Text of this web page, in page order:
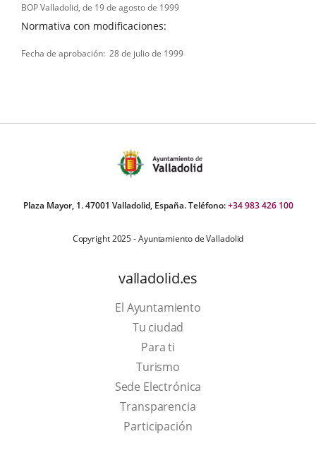
Normativa con modificaciones:
de
boletin
BOP Valladolid, de 19 de agosto de 1999
Fecha de aprobación 28 de julio de 1999
Plaza Mayor, 1. 47001 Valladolid, España. Teléfono:+34 983 426 100
Copyright 2025 - Ayuntamiento de Valladolid
valladolid.es
El Ayuntamiento
Tu ciudad
Para ti
TurismoThis
link
will
open
Sede Electrónica
Transparencia
Participación